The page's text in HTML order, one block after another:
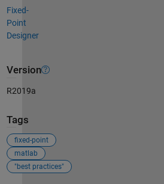
Fixed-
Point
Designer
Version
R2019a
Tags
fixed-point
matlab
"best practices"